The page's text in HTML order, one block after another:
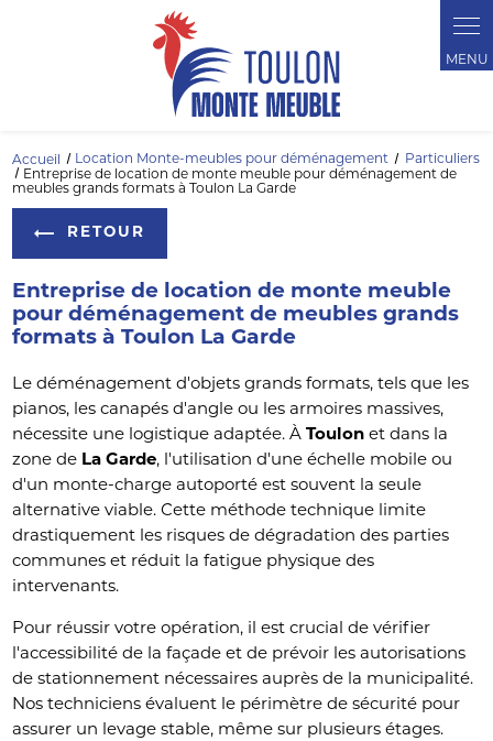
Accueil Location Monte-meubles pour déménagement
Particuliers
Entreprise de location de monte meuble pour déménagement de
meubles grands formats à Toulon La Garde
RETOUR
Entreprise de location de monte meuble
pour déménagement de meubles grands
formats à Toulon La Garde
Le déménagement d'objets grands formats, tels que les
pianos, les canapés d'angle ou les armoires massives,
nécessite une logistique adaptée. À Toulon et dans la
zone de La Garde, l'utilisation d'une échelle mobile ou
d'un monte-charge autoporté est souvent la seule
alternative viable. Cette méthode technique limite
drastiquement les risques de dégradation des parties
communes et réduit la fatigue physique des
intervenants.
Pour réussir votre opération, il est crucial de vérifier
l'accessibilité de la façade et de prévoir les autorisations
de stationnement nécessaires auprès de la municipalité.
Nos techniciens évaluent le périmètre de sécurité pour
assurer un levage stable, même sur plusieurs étages.
Panneau de gestion des cookies